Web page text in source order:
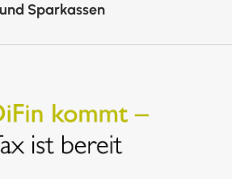
Sparkassen